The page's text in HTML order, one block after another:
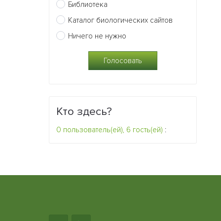
Библиотека
Каталог биологических сайтов
Ничего не нужно
Кто здесь?
0 пользователь(ей), 6 гость(ей) :